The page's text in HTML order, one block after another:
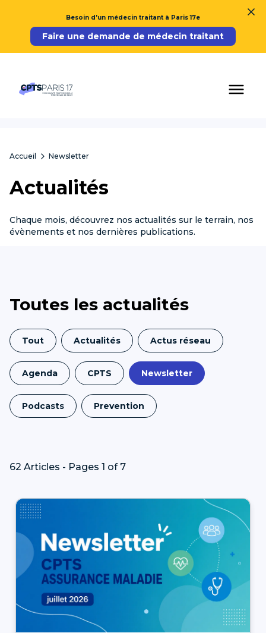
Besoin d'un médecin traitant à Paris 17e
Faire une demande de médecin traitant
Accueil Newsletter
Actualités
Chaque mois, découvrez nos actualités sur le terrain, nos
évènements et nos dernières publications.
Toutes les actualités
Tout Actualités Actus réseau
Agenda CPTS Newsletter
Podcasts Prevention
62 Articles - Pages 1 of 7